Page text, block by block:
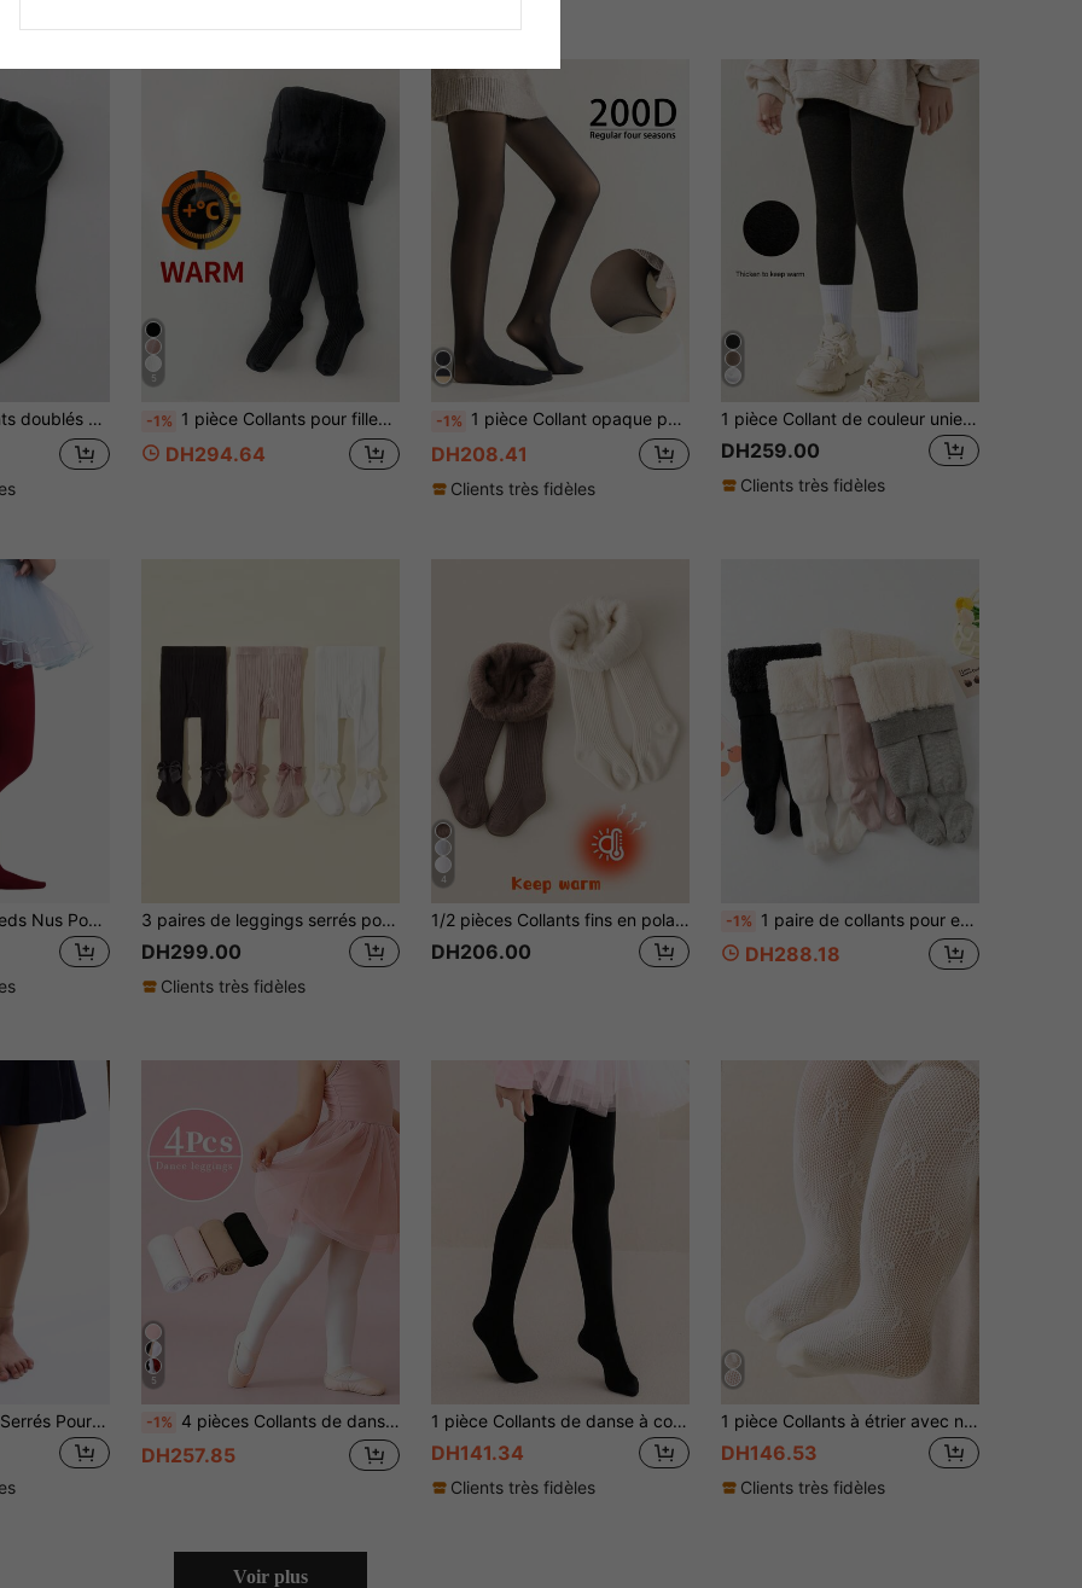
hiver, collants body à étrier épais et chauds pour nourrissons filles
5
-1% 1 pièce Collants pour filles, collants à sous-pieds doublés chauds pour bébés filles, chaussettes d'hiver chaudes pour tout-petits, style minimaliste, chaussettes de princesse pour enfants
DH294.64
-1% 1 pièce Collant opaque pour enfants, leggings respirants à haute élasticité pour toutes les saisons, pour filles
DH208.41
Clients très fidèles
1 pièce Collant de couleur unie matelassé thermique pour enfants, chaud et très élastique, adapté pour l'automne/l'hiver, peut être porté comme un pantalon
DH259.00
Clients très fidèles
Collants Colorés Pieds Nus Pour Enfants Pour La Danse Ou Une Utilisation Quotidienne 3 paires de leggings serrés pour filles, pantalons thermiques tricotés pour bébés, collants pour filles pour le printemps, l'automne et l'hiver
DH299.00
Clients très fidèles
4
1/2 pièces Collants fins en polaire pour enfants/filles, leggings à pattes d'éléphant de couleur unie mignons et décontractés, doublure thermique douce et confortable, convient pour le port quotidien en automne/hiver, l'école, l'extérieur, la maison, les voyages
DH206.00
-1% 1 paire de collants pour enfants, leggings pour bébé et tout-petits, leggings d'hiver épais et chauds pour filles
DH288.18
Leggings De Base Serrés Pour Filles, Longueur Capri, Conviennent À La Danse
5
-1% 4 pièces Collants de danse pour filles, matériau en velours minimaliste et polyvalent, doux et ajusté. Convient pour la pratique de la danse des filles
DH257.85
1 pièce Collants de danse à couleur unie haute élasticité pour filles, convenant à toutes les saisons
DH141.34
Clients très fidèles
1 pièce Collants à étrier avec nœud beige, respirants et rafraîchissants, convenant aux bébés filles. Chaussettes de danse, parfaites pour la fête d'anniversaire d'une bébé fille. Convient aux enfants de 0+ ans,
DH146.53
Clients très fidèles
Voir plus